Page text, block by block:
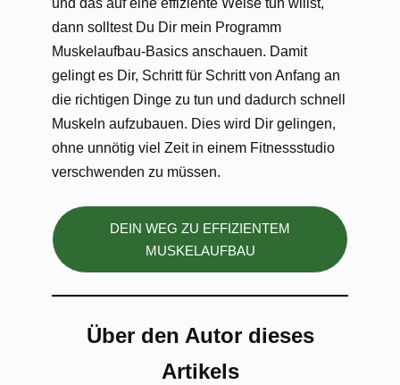
und das auf eine effiziente Weise tun willst,
dann solltest Du Dir mein Programm
Muskelaufbau-Basics anschauen. Damit
gelingt es Dir, Schritt für Schritt von Anfang an
die richtigen Dinge zu tun und dadurch schnell
Muskeln aufzubauen. Dies wird Dir gelingen,
ohne unnötig viel Zeit in einem Fitnessstudio
verschwenden zu müssen.
DEIN WEG ZU EFFIZIENTEM
MUSKELAUFBAU
Über den Autor dieses
Artikels